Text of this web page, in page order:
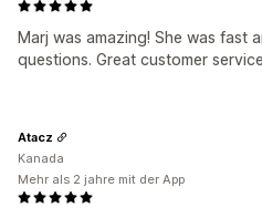
Marj was amazing! She was fast
questions. Great customer
Atacz
Kanada
Mehr als 2 jahre mit der App